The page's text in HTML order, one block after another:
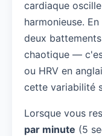
cardiaque
harmonieuse.
deux
chaotique —
ou HRV en
cette variabilité
Lorsque vous
par minute (5